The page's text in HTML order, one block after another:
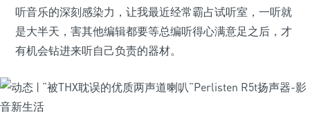
听音乐的深刻感染力，让我最近经常霸占试听室，一听就
是大半天，害其他编辑都要等总编听得心满意足之后，才
有机会钻进来听自己负责的器材。